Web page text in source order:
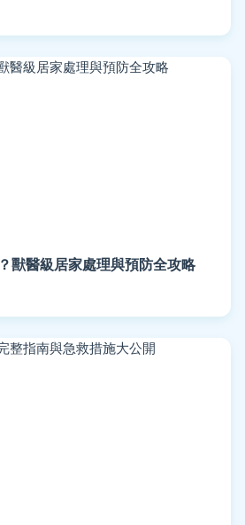
獸醫級居家處理與預防全攻略